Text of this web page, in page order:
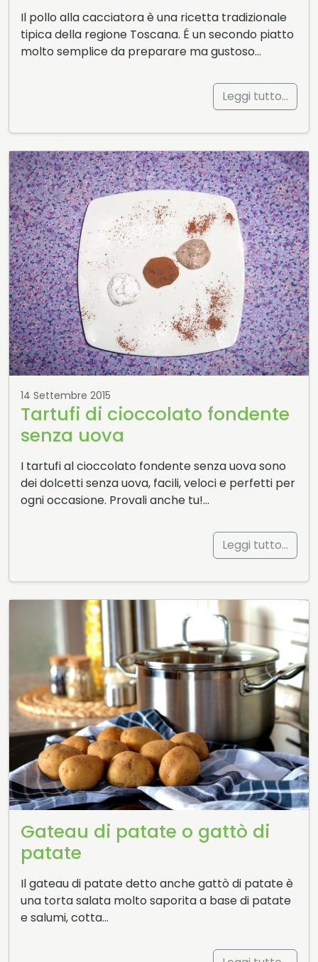
Il pollo alla cacciatora è una ricetta tradizionale
tipica della regione Toscana. É un secondo piatto
molto semplice da preparare ma gustoso…
Leggi tutto…
14 Settembre 2015
Tartufi di cioccolato fondente
senza uova
I tartufi al cioccolato fondente senza uova sono
dei dolcetti senza uova, facili, veloci e perfetti per
ogni occasione. Provali anche tu!…
Leggi tutto…
Gateau di patate o gattò di
patate
Il gateau di patate detto anche gattò di patate è
una torta salata molto saporita a base di patate
e salumi, cotta…